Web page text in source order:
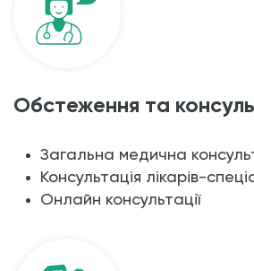
Обстеження та
Загальна медична
Консультація лікарів-
Онлайн консультації